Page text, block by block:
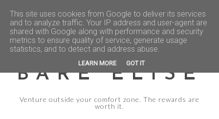
BARE ELISE
Venture outside your comfort zone. The rewards are
worth it.
This site uses cookies from Google to deliver its services
and to analyze traffic. Your IP address and user-agent are
shared with Google along with performance and security
metrics to ensure quality of service, generate usage
statistics, and to detect and address abuse.
LEARN MORE GOT IT